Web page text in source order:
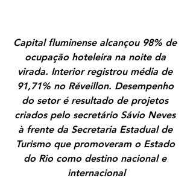
Capital fluminense alcançou 98% de
ocupação hoteleira na noite da
virada. Interior registrou média de
91,71% no Réveillon. Desempenho
do setor é resultado de projetos
criados pelo secretário Sávio Neves
à frente da Secretaria Estadual de
Turismo que promoveram o Estado
do Rio como destino nacional e
internacional